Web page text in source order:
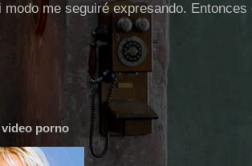
me seguiré expresando.
porno